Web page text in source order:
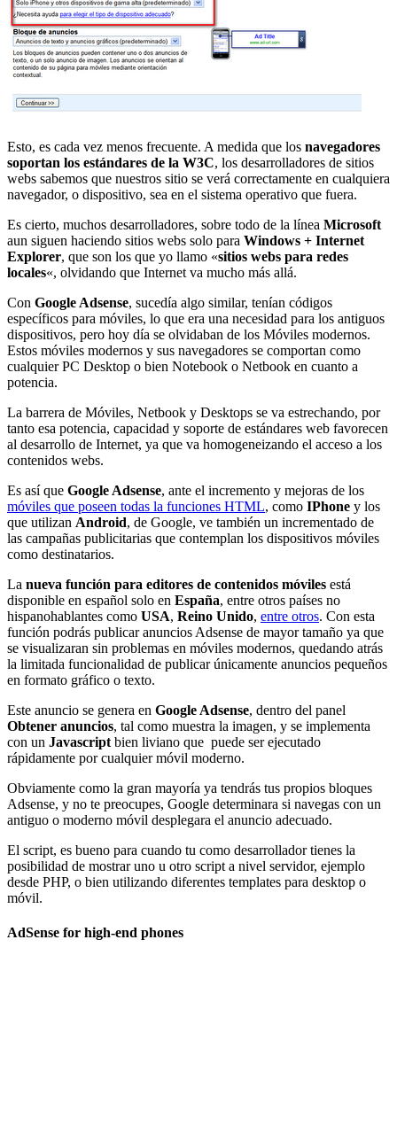
Esto, es cada vez menos frecuente. A medida que los navegadores
soportan los estándares de la W3C, los desarrolladores de sitios
webs sabemos que nuestros sitio se verá correctamente en cualquiera
navegador, o dispositivo, sea en el sistema operativo que fuera.
Es cierto, muchos desarrolladores, sobre todo de la línea Microsoft
aun siguen haciendo sitios webs solo para Windows + Internet
Explorer, que son los que yo llamo «sitios webs para redes
locales«, olvidando que Internet va mucho más allá.
Con Google Adsense, sucedía algo similar, tenían códigos
específicos para móviles, lo que era una necesidad para los antiguos
dispositivos, pero hoy día se olvidaban de los Móviles modernos.
Estos móviles modernos y sus navegadores se comportan como
cualquier PC Desktop o bien Notebook o Netbook en cuanto a
potencia.
La barrera de Móviles, Netbook y Desktops se va estrechando, por
tanto esa potencia, capacidad y soporte de estándares web favorecen
al desarrollo de Internet, ya que va homogeneizando el acceso a los
contenidos webs.
Es así que Google Adsense, ante el incremento y mejoras de los
móviles que poseen todas la funciones HTML, como IPhone y los
que utilizan Android, de Google, ve también un incrementado de
las campañas publicitarias que contemplan los dispositivos móviles
como destinatarios.
La nueva función para editores de contenidos móviles está
disponible en español solo en España, entre otros países no
hispanohablantes como USA, Reino Unido, entre otros. Con esta
función podrás publicar anuncios Adsense de mayor tamaño ya que
se visualizaran sin problemas en móviles modernos, quedando atrás
la limitada funcionalidad de publicar únicamente anuncios pequeños
en formato gráfico o texto.
Este anuncio se genera en Google Adsense, dentro del panel
Obtener anuncios, tal como muestra la imagen, y se implementa
con un Javascript bien liviano que puede ser ejecutado
rápidamente por cualquier móvil moderno.
Obviamente como la gran mayoría ya tendrás tus propios bloques
Adsense, y no te preocupes, Google determinara si navegas con un
antiguo o moderno móvil desplegara el anuncio adecuado.
El script, es bueno para cuando tu como desarrollador tienes la
posibilidad de mostrar uno u otro script a nivel servidor, ejemplo
desde PHP, o bien utilizando diferentes templates para desktop o
móvil.
AdSense for high-end phones